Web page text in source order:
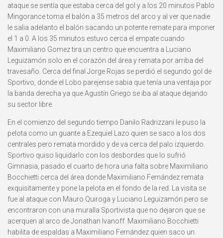
ataque se sentía que estaba cerca del gol y a los 20 minutos Pablo
Mingorance toma el balón a 35 metros del arco y al ver que nadie
le salia adelanto el balón sacando un potente remate para imponer
el 1 a 0. A los 35 minutos estuvo cerca el empate cuando
Maximiliano Gomez tira un centro que encuentra a Luciano
Leguizamón solo en el corazón del área y remata por arriba del
travesaño. Cerca del final Jorge Rojas se perdió el segundo gol de
Sportivo, donde el Lobo parejense sabia que tenía una ventaja por
la banda derecha ya que Agustín Griego se iba al ataque dejando
su sector libre.
En el comienzo del segundo tiempo Danilo Radrizzani le puso la
pelota como un guante a Ezequiel Lazo quien se saco a los dos
centrales pero remata mordido y de va cerca del palo izquierdo.
Sportivo quiso liquidarlo con los desbordes que lo sufrió
Gimnasia, pasado el cuarto de hora una falta sobre Maximiliano
Bocchietti cerca del área donde Maximiliano Fernández remata
exquisitamente y pone la pelota en el fondo de la red. La visita se
fue al ataque con Mauro Quiroga y Luciano Leguizamón pero se
encontraron con una muralla Sportivista que no dejaron que se
acerquen al arco de Jonathan Ivanoff. Maximiliano Bocchietti
habilita de espaldas a Maximiliano Fernández quien saco un